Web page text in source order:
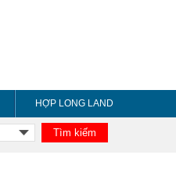
HỢP LONG LAND